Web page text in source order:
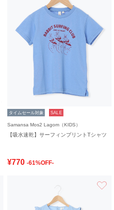
タイムセール対象 SALE
Samansa Mos2 Lagom（KIDS）
【吸水速乾】サーフィンプリントTシャツ
¥770 -61%OFF-